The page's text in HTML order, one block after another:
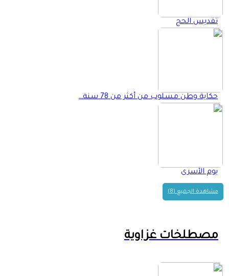
تقديس الحج
حكاية وطن مسلوب من أكثر من 78 سنة..
يوم الأسرى
مشاهدة الجميع (8)
مصطلخات غزاوية